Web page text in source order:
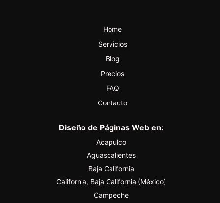
Home
Servicios
Blog
Precios
FAQ
Contacto
Diseño de Páginas Web en:
Acapulco
Aguascalientes
Baja California
California, Baja California (México)
Campeche